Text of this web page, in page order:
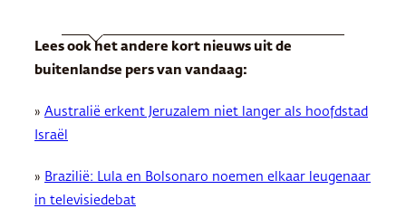
Lees ook het andere kort nieuws uit de
buitenlandse pers van vandaag:
» Australië erkent Jeruzalem niet langer als hoofdstad
Israël
» Brazilië: Lula en Bolsonaro noemen elkaar leugenaar
in televisiedebat